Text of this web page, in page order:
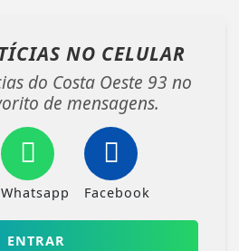
NO CELULAR
do Costa Oeste 93 no
de mensagens.
Whatsapp Facebook
ENTRAR